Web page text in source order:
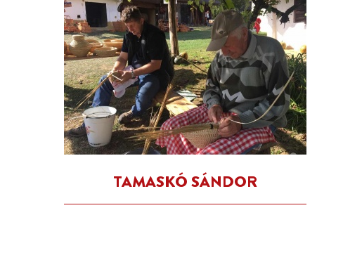
TAMASKÓ SÁNDOR